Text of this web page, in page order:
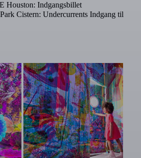
Houston: Indgangsbillet
Cistern: Undercurrents Indgang til